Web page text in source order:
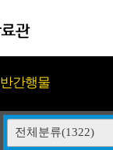
간행물
전체분류(1322)